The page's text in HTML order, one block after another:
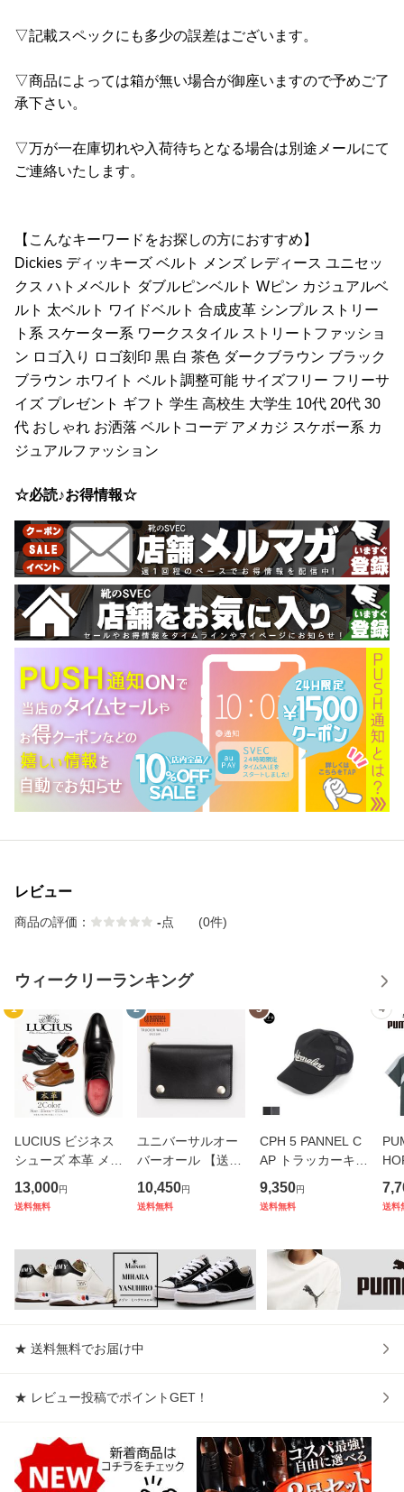
▽記載スペックにも多少の誤差はございます。
▽商品によっては箱が無い場合が御座いますので予めご了
承下さい。
▽万が一在庫切れや入荷待ちとなる場合は別途メールにて
ご連絡いたします。
【こんなキーワードをお探しの方におすすめ】
Dickies ディッキーズ ベルト メンズ レディース ユニセッ
クス ハトメベルト ダブルピンベルト Wピン カジュアルベ
ルト 太ベルト ワイドベルト 合成皮革 シンプル ストリー
ト系 スケーター系 ワークスタイル ストリートファッショ
ン ロゴ入り ロゴ刻印 黒 白 茶色 ダークブラウン ブラック
ブラウン ホワイト ベルト調整可能 サイズフリー フリーサ
イズ プレゼント ギフト 学生 高校生 大学生 10代 20代 30
代 おしゃれ お洒落 ベルトコーデ アメカジ スケボー系 カ
ジュアルファッション
☆必読♪お得情報☆
レビュー
商品の評価： -点 (0件)
ウィークリーランキング
1
LUCIUS ビジネス
シューズ 本革 メン
ズ 革靴 ブランド
ルシウス ドレスシ
スアップ 本皮 皮靴
短靴 レ
13,000円
送料無料
2
ユニバーサルオー
バーオール 【送料
無料】 二つ折り財
布 財布 メンズ ミ
ー コンパクト
10,450円
送料無料
3
CPH 5 PANNEL C
AP トラッカーキャ
ップ アメカジ 無地
キャップ メンズ レ
つば 長め 帽子 お
しゃれ
9,350円
送料無料
4
E
デ
ロ
送料
★ 送料無料でお届け中
★ レビュー投稿でポイントGET！